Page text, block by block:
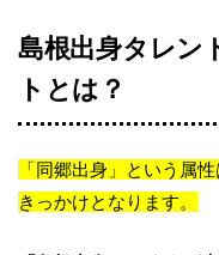
島根出身タレン
トとは？
「同郷出身」という属
きっかけとなります。